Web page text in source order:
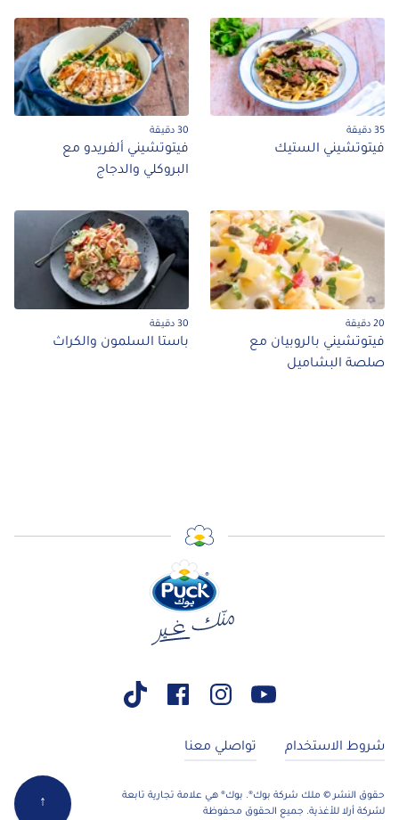
الستيك
فيتوتشيني ألفريدو مع
البروكلي والدجاج
بالروبيان مع
البشاميل
باستا السلمون والكراث
الاستخدام تواصلي معنا
النشر © ملك شركة بوك®. بوك® هي علامة تجارية تابعة
أرلا للأغذية. جميع الحقوق محفوظة